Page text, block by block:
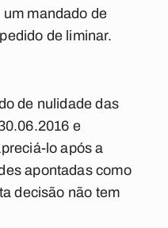
mandado de
de liminar.
de nulidade das
e
lo após a
apontadas como
decisão não tem